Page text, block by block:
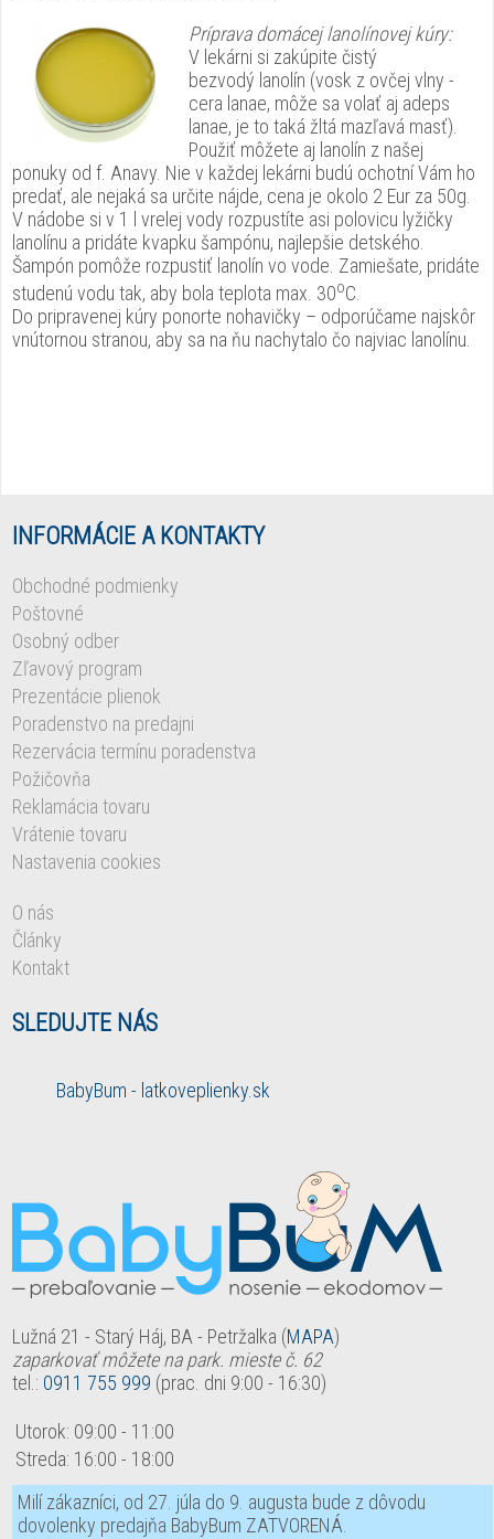
Príprava domácej lanolínovej kúry:
V lekárni si zakúpite čistý
bezvodý lanolín (vosk z ovčej vlny -
cera lanae, môže sa volať aj adeps
lanae, je to taká žltá mazľavá masť).
Použiť môžete aj lanolín z našej
ponuky od f. Anavy. Nie v každej lekárni budú ochotní Vám ho
predať, ale nejaká sa určite nájde, cena je okolo 2 Eur za 50g.
V nádobe si v 1 l vrelej vody rozpustíte asi polovicu lyžičky
lanolínu a pridáte kvapku šampónu, najlepšie detského.
Šampón pomôže rozpustiť lanolín vo vode. Zamiešate, pridáte
studenú vodu tak, aby bola teplota max. 30oC.
Do pripravenej kúry ponorte nohavičky – odporúčame najskôr
vnútornou stranou, aby sa na ňu nachytalo čo najviac lanolínu.
INFORMÁCIE A KONTAKTY
Obchodné podmienky
Poštovné
Osobný odber
Zľavový program
Prezentácie plienok
Poradenstvo na predajni
Rezervácia termínu poradenstva
Požičovňa
Reklamácia tovaru
Vrátenie tovaru
Nastavenia cookies
O nás
Články
Kontakt
SLEDUJTE NÁS
BabyBum - latkoveplienky.sk
Lužná 21 - Starý Háj, BA - Petržalka (MAPA)
zaparkovať môžete na park. mieste č. 62
tel.: 0911 755 999 (prac. dni 9:00 - 16:30)
Utorok: 09:00 - 11:00
Streda: 16:00 - 18:00
Milí zákazníci, od 27. júla do 9. augusta bude z dôvodu
dovolenky predajňa BabyBum ZATVORENÁ.